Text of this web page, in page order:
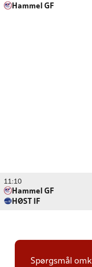
Hammel GF
11:10
Hammel GF
HØST IF
Spørgsmål